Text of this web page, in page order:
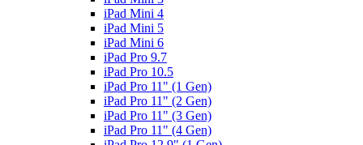
iPad Mini 4
iPad Mini 5
iPad Mini 6
iPad Pro 9.7
iPad Pro 10.5
iPad Pro 11" (1 Gen)
iPad Pro 11" (2 Gen)
iPad Pro 11" (3 Gen)
iPad Pro 11" (4 Gen)